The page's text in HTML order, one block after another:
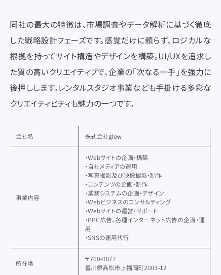
同社の最大の特徴は、市場調査やデータ解析に基づく徹底
した戦略設計フェーズです。感覚だけに頼らず、ロジカルな
根拠を持ってサイト構造やデザインを構築。UI/UXを追求し
た質の高いクリエイティブで、企業の「次なる一手」を強力に
後押しします。レンタルスタジオ事業なども手掛ける多彩な
クリエイティビティも魅力の一つです。
会社名 株式会社glow
事業内容
・Webサイトの企画・構築
・自社メディアの運用
・写真撮影及び映像撮影・制作
・コンテンツの企画・制作
・業務システムの企画・デザイン
・Webビジネスのコンサルティング
・Webサイトの運営・サポート
・PPC広告、各種インターネット広告の企画・運
用
・SNSの運用代行
所在地
〒760-0077
香川県高松市上福岡町2003-12